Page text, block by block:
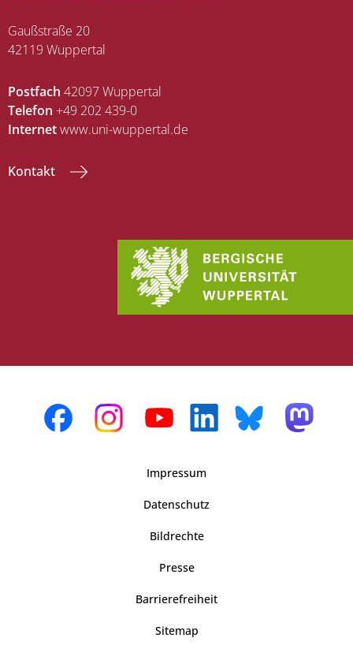
Gaußstraße 20
42119 Wuppertal
Postfach 42097 Wuppertal
Telefon +49 202 439-0
Internetwww.uni-wuppertal.de
Kontakt
Impressum
Datenschutz
Bildrechte
Presse
Barrierefreiheit
Sitemap